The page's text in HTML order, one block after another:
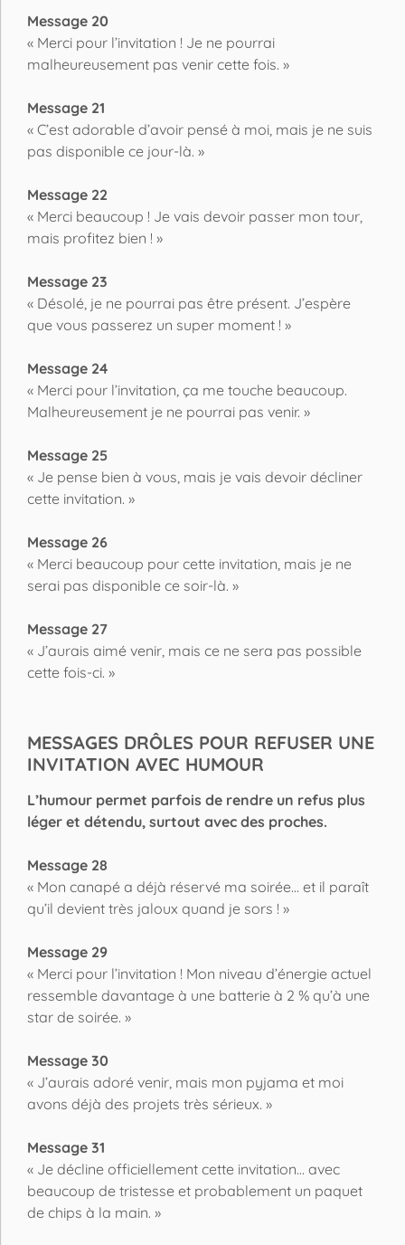
Message 20
« Merci pour l’invitation ! Je ne pourrai
malheureusement pas venir cette fois. »
Message 21
« C’est adorable d’avoir pensé à moi, mais je ne suis
pas disponible ce jour-là. »
Message 22
« Merci beaucoup ! Je vais devoir passer mon tour,
mais profitez bien ! »
Message 23
« Désolé, je ne pourrai pas être présent. J’espère
que vous passerez un super moment ! »
Message 24
« Merci pour l’invitation, ça me touche beaucoup.
Malheureusement je ne pourrai pas venir. »
Message 25
« Je pense bien à vous, mais je vais devoir décliner
cette invitation. »
Message 26
« Merci beaucoup pour cette invitation, mais je ne
serai pas disponible ce soir-là. »
Message 27
« J’aurais aimé venir, mais ce ne sera pas possible
cette fois-ci. »
MESSAGES DRÔLES POUR REFUSER UNE
INVITATION AVEC HUMOUR
L’humour permet parfois de rendre un refus plus
léger et détendu, surtout avec des proches.
Message 28
« Mon canapé a déjà réservé ma soirée… et il paraît
qu’il devient très jaloux quand je sors ! »
Message 29
« Merci pour l’invitation ! Mon niveau d’énergie actuel
ressemble davantage à une batterie à 2 % qu’à une
star de soirée. »
Message 30
« J’aurais adoré venir, mais mon pyjama et moi
avons déjà des projets très sérieux. »
Message 31
« Je décline officiellement cette invitation… avec
beaucoup de tristesse et probablement un paquet
de chips à la main. »